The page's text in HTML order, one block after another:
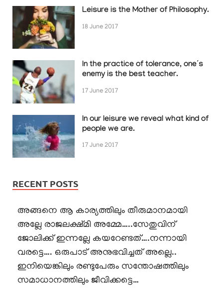
Leisure is the Mother of Philosophy.
18 June 2017
In the practice of tolerance, one’s
enemy is the best teacher.
17 June 2017
In our leisure we reveal what kind of
people we are.
17 June 2017
RECENT POSTS
അങ്ങനെ ആ കാര്യത്തിലും തീരുമാനമായി
അല്ലേ രാജലക്ഷ്മി അമ്മേ…..സേതുവിന്
ജോലിക്ക് ഇന്നല്ലേ കയറേണ്ടത്….നന്നായി
വരട്ടെ…. ഒരുപാട് അനുഭവിച്ചത് അല്ലെ..
ഇനിയെങ്കിലും രണ്ടുപേരും സന്തോഷത്തിലും
സമാധാനത്തിലും ജീവിക്കട്ടെ…